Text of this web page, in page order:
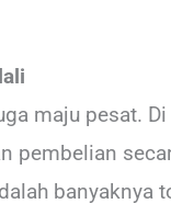
maju pesat.
pembelian
banyaknya